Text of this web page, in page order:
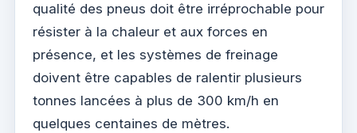
qualité des pneus doit être irréprochable pour
résister à la chaleur et aux forces en
présence, et les systèmes de freinage
doivent être capables de ralentir plusieurs
tonnes lancées à plus de 300 km/h en
quelques centaines de mètres.